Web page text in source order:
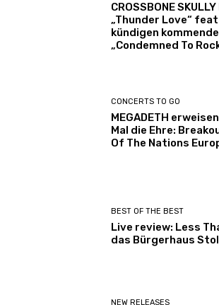
CROSSBONE
„Thunder Love“
kündigen
„Condemned To
CONCERTS TO GO
MEGADETH
Mal die Ehre:
Of The Nations
BEST OF THE BEST
Live review: Less
das Bürgerhaus
NEW RELEASES